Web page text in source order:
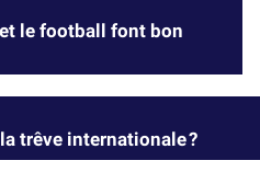
le football font bon
trêve internationale ?